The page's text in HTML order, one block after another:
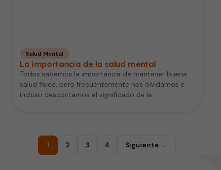
Salud Mental
La importancia de la salud mental
Todos sabemos la importancia de mantener buena
salud física, pero frecuentemente nos olvidamos e
incluso descontamos el significado de la…
1 2 3 4 Siguiente →